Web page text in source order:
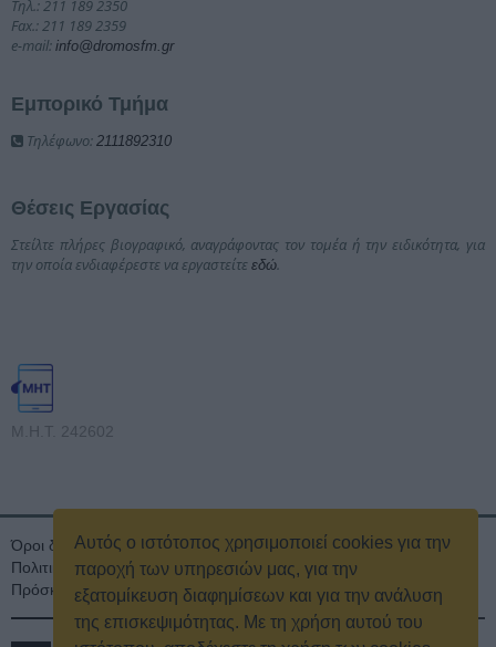
Αυτός ο ιστότοπος χρησιμοποιεί cookies για την
παροχή των υπηρεσιών μας, για την
εξατομίκευση διαφημίσεων και για την ανάλυση
της επισκεψιμότητας. Με τη χρήση αυτού του
Τηλ.: 211 189 2350
Fax.: 211 189 2359
e-mail: info@dromosfm.gr
Εμπορικό Τμήμα
Τηλέφωνο: 2111892310
Θέσεις Εργασίας
Στείλτε πλήρες βιογραφικό, αναγράφοντας τον τομέα ή την ειδικότητα, για
την οποία ενδιαφέρεστε να εργαστείτε εδώ.
Μ.Η.Τ. 242602
Όροι διαγωνισμού Όροι Χρήσης
Ταυτότητα
Πολιτική Απορρήτου & Cookies
Επικοινωνία
Οικονομικά στοιχεία
Πρόσκληση τακτικής γενικής συνέλευσης
Κρατική Διαφήμιση